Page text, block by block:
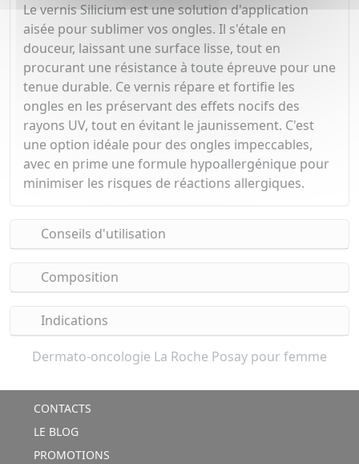
Le vernis Silicium est une solution d'application
aisée pour sublimer vos ongles. Il s'étale en
douceur, laissant une surface lisse, tout en
procurant une résistance à toute épreuve pour une
tenue durable. Ce vernis répare et fortifie les
ongles en les préservant des effets nocifs des
rayons UV, tout en évitant le jaunissement. C'est
une option idéale pour des ongles impeccables,
avec en prime une formule hypoallergénique pour
minimiser les risques de réactions allergiques.
Conseils d'utilisation
Composition
Indications
Dermato-oncologie La Roche Posay pour femme
CONTACTS
LE BLOG
PROMOTIONS